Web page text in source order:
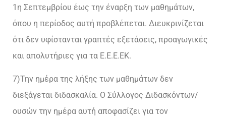
1η Σεπτεμβρίου έως την έναρξη των μαθημάτων,
όπου η περίοδος αυτή προβλέπεται. Διευκρινίζεται
ότι δεν υφίστανται γραπτές εξετάσεις, προαγωγικές
και απολυτήριες για τα Ε.Ε.Ε.ΕΚ.
7)Την ημέρα της λήξης των μαθημάτων δεν
διεξάγεται διδασκαλία. Ο Σύλλογος Διδασκόντων/
ουσών την ημέρα αυτή αποφασίζει για τον